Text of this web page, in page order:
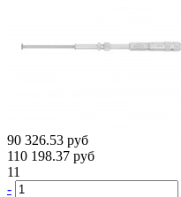
90 326.53 руб
110 198.37 руб
11
-